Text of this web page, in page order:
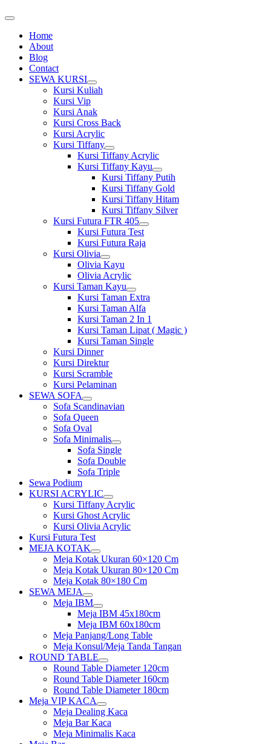
Home
About
Blog
Contact
SEWA KURSI
Show
sub
Kursi Kuliah
Kursi Vip
Kursi Anak
Kursi Cross Back
Kursi Acrylic
Kursi Tiffany
Show
sub
menu
Kursi Tiffany Acrylic
Kursi Tiffany Kayu
Show
sub
menu
Kursi Tiffany Putih
Kursi Tiffany Gold
Kursi Tiffany Hitam
Kursi Tiffany Silver
Kursi Futura FTR 405
Show
sub
menu
Kursi Futura Test
Kursi Futura Raja
Kursi Olivia
Show
sub
menu
Olivia Kayu
Olivia Acrylic
Kursi Taman Kayu
Show
sub
menu
Kursi Taman Extra
Kursi Taman Alfa
Kursi Taman 2 In 1
Kursi Taman Lipat ( Magic )
Kursi Taman Single
Kursi Dinner
Kursi Direktur
Kursi Scramble
Kursi Pelaminan
SEWA SOFA
Show
sub
menu
Sofa Scandinavian
Sofa Queen
Sofa Oval
Sofa Minimalis
Show
sub
menu
Sofa Single
Sofa Double
Sofa Triple
Sewa Podium
KURSI ACRYLIC
Show
sub
menu
Kursi Tiffany Acrylic
Kursi Ghost Acrylic
Kursi Olivia Acrylic
Kursi Futura Test
MEJA KOTAK
Show
sub
menu
Meja Kotak Ukuran 60×120 Cm
Meja Kotak Ukuran 80×120 Cm
Meja Kotak 80×180 Cm
SEWA MEJA
Show
sub
menu
Meja IBM
Show
sub
menu
Meja IBM 45x180cm
Meja IBM 60x180cm
Meja Panjang/Long Table
Meja Konsul/Meja Tanda Tangan
ROUND TABLE
Show
sub
menu
Round Table Diameter 120cm
Round Table Diameter 160cm
Round Table Diameter 180cm
Meja VIP KACA
Show
sub
menu
Meja Dealing Kaca
Meja Bar Kaca
Meja Minimalis Kaca